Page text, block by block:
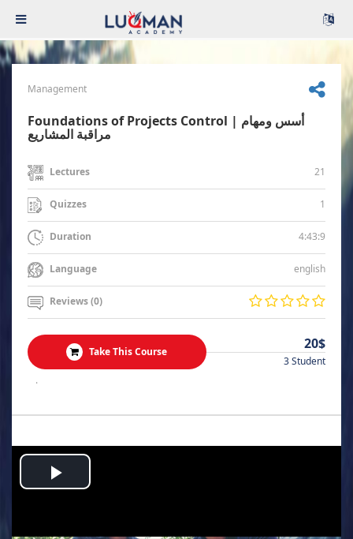
Management
Foundations of Projects Control | أسس ومهام
مراقبة المشاريع
Lectures 21
Quizzes 1
Duration 4:43:9
Language english
Reviews (0)
Take This Course 20$
3 Student
.
Play